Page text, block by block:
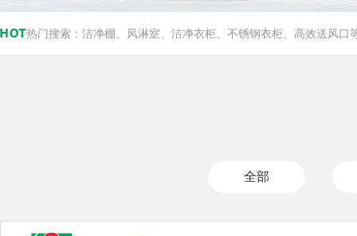
热门搜索： 洁净棚、风淋室、洁净衣柜、不锈钢衣柜、高效送风口
全部